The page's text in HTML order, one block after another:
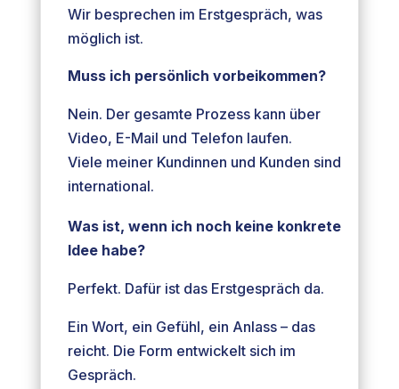
Wir besprechen im Erstgespräch, was
möglich ist.
Muss ich persönlich vorbeikommen?
Nein. Der gesamte Prozess kann über
Video, E-Mail und Telefon laufen.
Viele meiner Kundinnen und Kunden sind
international.
Was ist, wenn ich noch keine konkrete
Idee habe?
Perfekt. Dafür ist das Erstgespräch da.
Ein Wort, ein Gefühl, ein Anlass – das
reicht. Die Form entwickelt sich im
Gespräch.